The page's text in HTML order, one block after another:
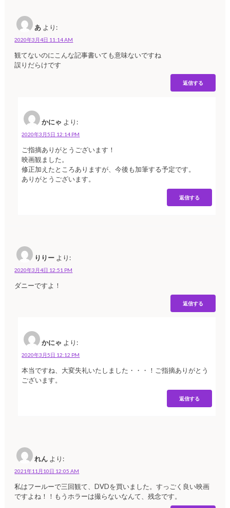
あ より:
2020年3月4日 11:14 AM
観てないのにこんな記事書いても意味ないですね
誤りだらけです
返信する
かにゃ より:
2020年3月5日 12:14 PM
ご指摘ありがとうございます！
映画観ました。
修正加えたところありますが、今後も加筆する予定です。
ありがとうございます。
返信する
りりー より:
2020年3月4日 12:51 PM
ダニーですよ！
返信する
かにゃ より:
2020年3月5日 12:12 PM
本当ですね、大変失礼いたしました・・・！ご指摘ありがとう
ございます。
返信する
れん より:
2021年11月10日 12:05 AM
私はフールーで三回観て、DVDを買いました。すっごく良い映画
ですよね！！もうホラーは撮らないなんて、残念です。